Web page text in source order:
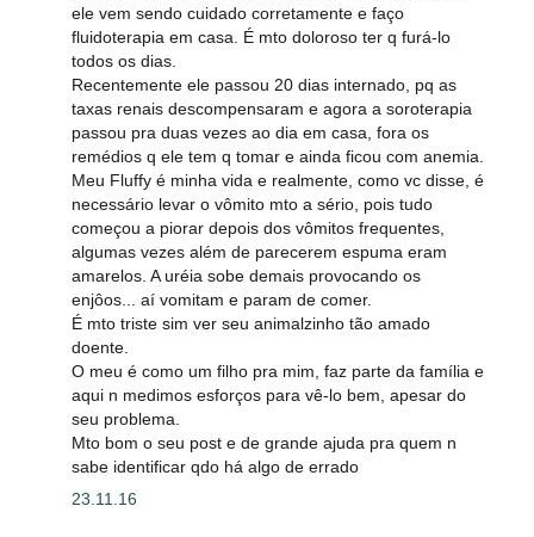
ele vem sendo cuidado corretamente e faço
fluidoterapia em casa. É mto doloroso ter q furá-lo
todos os dias.
Recentemente ele passou 20 dias internado, pq as
taxas renais descompensaram e agora a soroterapia
passou pra duas vezes ao dia em casa, fora os
remédios q ele tem q tomar e ainda ficou com anemia.
Meu Fluffy é minha vida e realmente, como vc disse, é
necessário levar o vômito mto a sério, pois tudo
começou a piorar depois dos vômitos frequentes,
algumas vezes além de parecerem espuma eram
amarelos. A uréia sobe demais provocando os
enjôos... aí vomitam e param de comer.
É mto triste sim ver seu animalzinho tão amado
doente.
O meu é como um filho pra mim, faz parte da família e
aqui n medimos esforços para vê-lo bem, apesar do
seu problema.
Mto bom o seu post e de grande ajuda pra quem n
sabe identificar qdo há algo de errado
23.11.16